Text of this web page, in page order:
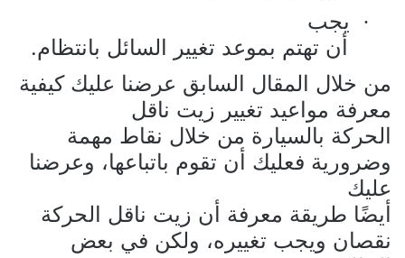
·
يجب
أن تهتم بموعد تغيير السائل بانتظام.
من خلال المقال السابق عرضنا عليك كيفية
معرفة مواعيد تغيير زيت ناقل
الحركة بالسيارة من خلال نقاط مهمة
وضرورية فعليك أن تقوم باتباعها، وعرضنا
عليك
أيضًا طريقة معرفة أن زيت ناقل الحركة
نقصان ويجب تغييره، ولكن في بعض